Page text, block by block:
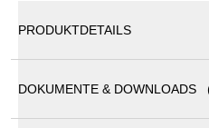
PRODUKTDETAILS
DOKUMENTE & DOWNLOADS